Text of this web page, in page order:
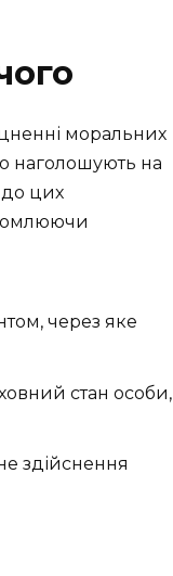
моральних
наголошують на
до цих
через яке
стан особи,
здійснення